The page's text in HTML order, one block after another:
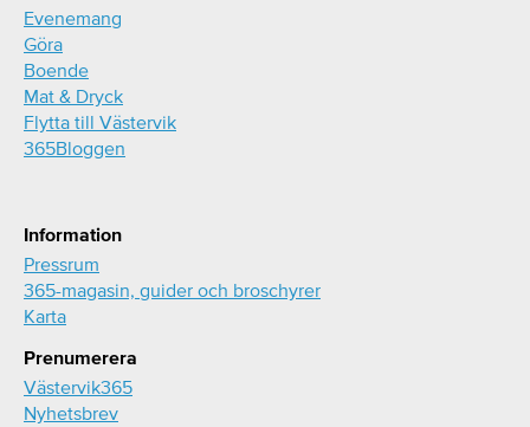
Evenemang
Göra
Boende
Mat & Dryck
Flytta till Västervik
365Bloggen
Information
Pressrum
365-magasin, guider och broschyrer
Karta
Prenumerera
Västervik365
Nyhetsbrev